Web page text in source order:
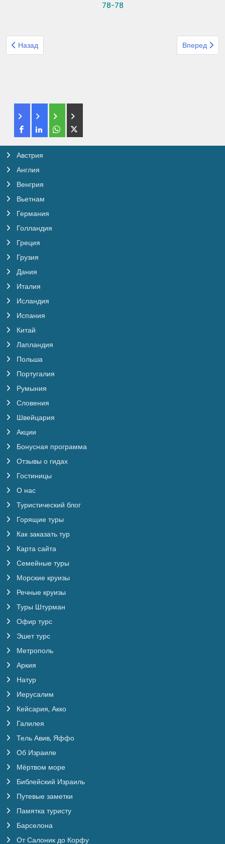
78-78
Предыдущий: Организованный тур из Израиля Метрополь
Назад Следующий:
Вперед
Австрия
Англия
Венгрия
Вьетнам
Германия
Голландия
Греция
Грузия
Дания
Италия
Исландия
Испания
Китай
Лапландия
Польша
Португалия
Румыния
Словения
Швейцария
Акции
Бонусная программа
Отзывы о гидах
Гостиницы
О нас
Туристический блог
Горящие туры
Как заказать тур
Карта сайта
Семейные туры
Морские круизы
Речные круизы
Туры Штурман
Офир турс
Эшет турс
Метрополь
Аркия
Натур
Иерусалим
Кейсария, Акко
Галилея
Тель Авив, Яффо
Об Израиле
Мёртвом море
Библейский Израиль
Путевые заметки
Памятка туристу
Барселона
От Салоник до Корфу